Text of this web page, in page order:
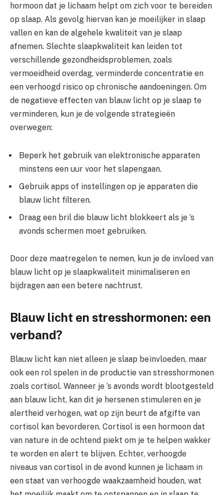
hormoon dat je lichaam helpt om zich voor te bereiden
op slaap. Als gevolg hiervan kan je moeilijker in slaap
vallen en kan de algehele kwaliteit van je slaap
afnemen. Slechte slaapkwaliteit kan leiden tot
verschillende gezondheidsproblemen, zoals
vermoeidheid overdag, verminderde concentratie en
een verhoogd risico op chronische aandoeningen. Om
de negatieve effecten van blauw licht op je slaap te
verminderen, kun je de volgende strategieën
overwegen:
Beperk het gebruik van elektronische apparaten
minstens een uur voor het slapengaan.
Gebruik apps of instellingen op je apparaten die
blauw licht filteren.
Draag een bril die blauw licht blokkeert als je ’s
avonds schermen moet gebruiken.
Door deze maatregelen te nemen, kun je de invloed van
blauw licht op je slaapkwaliteit minimaliseren en
bijdragen aan een betere nachtrust.
Blauw licht en stresshormonen: een
verband?
Blauw licht kan niet alleen je slaap beïnvloeden, maar
ook een rol spelen in de productie van stresshormonen
zoals cortisol. Wanneer je ’s avonds wordt blootgesteld
aan blauw licht, kan dit je hersenen stimuleren en je
alertheid verhogen, wat op zijn beurt de afgifte van
cortisol kan bevorderen. Cortisol is een hormoon dat
van nature in de ochtend piekt om je te helpen wakker
te worden en alert te blijven. Echter, verhoogde
niveaus van cortisol in de avond kunnen je lichaam in
een staat van verhoogde waakzaamheid houden, wat